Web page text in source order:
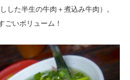
した半生の牛肉＋煮込み牛肉）。
ごいボリューム！